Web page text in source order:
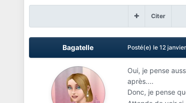
Citer
Bagatelle Posté(e) le 12
Oui, je pense
après....
Donc, je pense